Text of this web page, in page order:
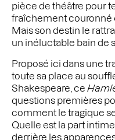
pièce de théâtre pour
fraîchement couronné
Mais son destin le
un inéluctable bain de
Proposé ici dans une
toute sa place au
Shakespeare, ce
questions premières
comment le tragique
Quelle est la part
derrière les